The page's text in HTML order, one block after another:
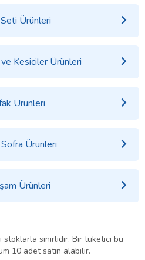
Ürünleri
Kesiciler Ürünleri
Ürünleri
Ürünleri
Ürünleri
sınırlıdır. Bir tüketici bu
10 adet satın alabilir.